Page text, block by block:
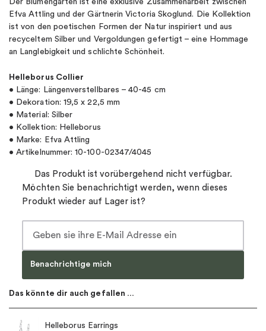
Der Blumengarten ist eine exklusive Zusammenarbeit zwischen
Efva Attling und der Gärtnerin Victoria Skoglund. Die Kollektion
ist von den poetischen Formen der Natur inspiriert und aus
recyceltem Silber und Vergoldungen gefertigt – eine Hommage
an Langlebigkeit und schlichte Schönheit.
Helleborus Collier
• Länge: Längenverstellbares – 40-45 cm
• Dekoration: 19,5 x 22,5 mm
• Material: Silber
• Kollektion: Helleborus
• Marke: Efva Attling
• Artikelnummer: 10-100-02347/4045
Das Produkt ist vorübergehend nicht verfügbar.
Möchten Sie benachrichtigt werden, wenn dieses
Produkt wieder auf Lager ist?
Benachrichtige mich
Das könnte dir auch gefallen …
Helleborus Earrings